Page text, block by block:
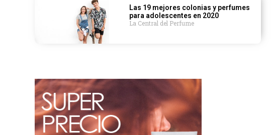
Las 19 mejores colonias y perfumes
para adolescentes en 2020
La Central del Perfume